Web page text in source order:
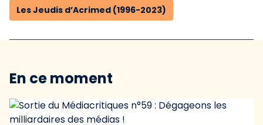
Les Jeudis d’Acrimed (1996-2023)
En ce moment